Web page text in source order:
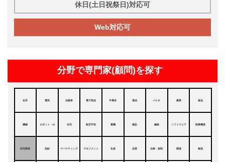
休日(土日祝祭日)対応可
Web対応可
分野で専門家(顧問)を探す
化学 電気 自動車 電子部品 半導体 通信 バイオ 農業 食品
機械 ロボット・AI 住宅 航空宇宙 重機 建設 繊維 ソフトウェア 医療機器
研究開発 知財 マーケティング マネジメント 生産 品質 法務・規制 調達 物流